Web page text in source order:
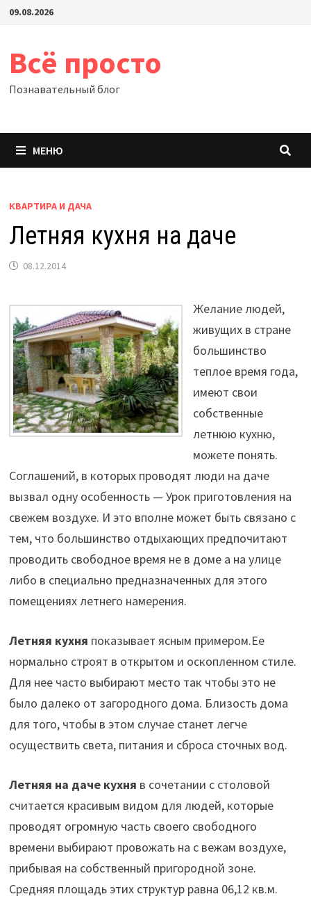
Перейти
09.08.2026
Всё просто
Познавательный блог
МЕНЮ
КВАРТИРА И ДАЧА
Летняя кухня на даче
08.12.2014
Желание людей,
живущих в стране
большинство
теплое время года,
имеют свои
собственные
летнюю кухню,
можете понять.
Соглашений, в которых проводят люди на даче
вызвал одну особенность — Урок приготовления на
свежем воздухе. И это вполне может быть связано с
тем, что большинство отдыхающих предпочитают
проводить свободное время не в доме а на улице
либо в специально предназначенных для этого
помещениях летнего намерения.
Летняя кухня показывает ясным примером.Ее
нормально строят в открытом и оскопленном стиле.
Для нее часто выбирают место так чтобы это не
было далеко от загородного дома. Близость дома
для того, чтобы в этом случае станет легче
осуществить света, питания и сброса сточных вод.
Летняя на даче кухня в сочетании с столовой
считается красивым видом для людей, которые
проводят огромную часть своего свободного
времени выбирают провожать на с вежам воздухе,
прибывая на собственный пригородной зоне.
Средняя площадь этих структур равна 06,12 кв.м.